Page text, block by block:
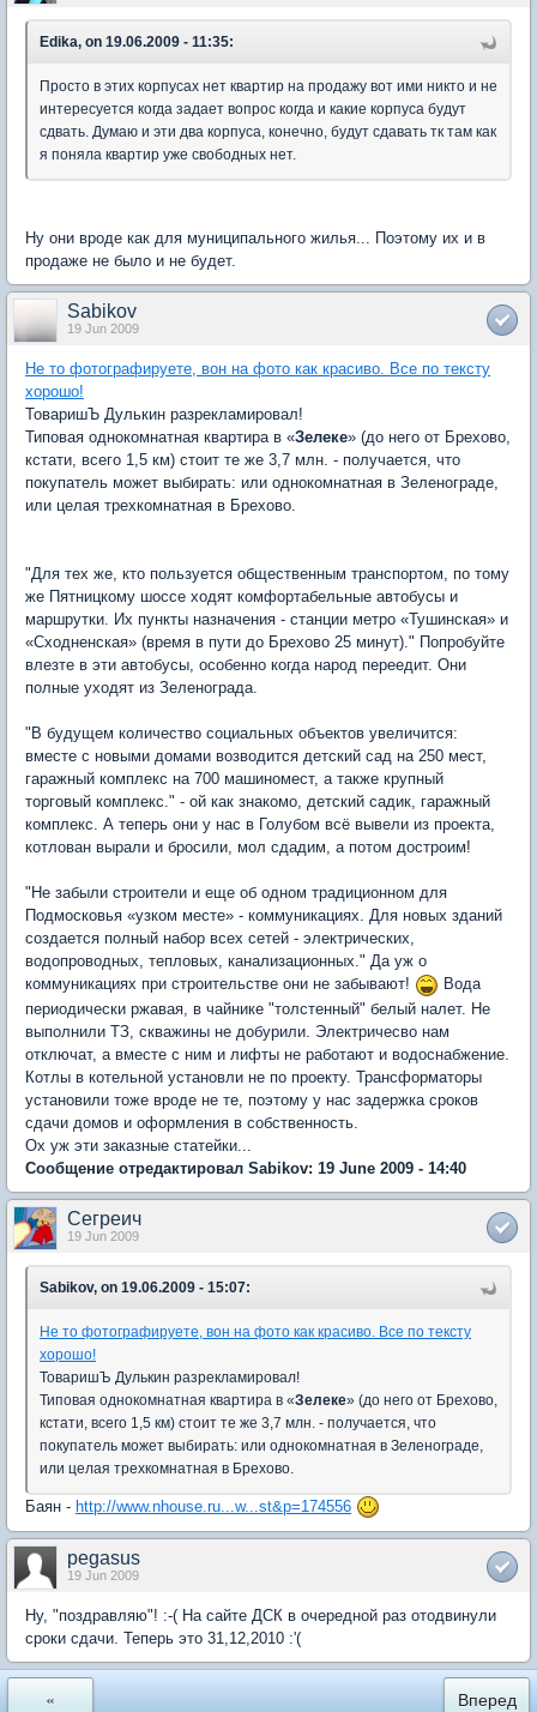
Edika, on 19.06.2009 - 11:35:
Просто в этих корпусах нет квартир на продажу вот ими никто и не
интересуется когда задает вопрос когда и какие корпуса будут
сдвать. Думаю и эти два корпуса, конечно, будут сдавать тк там как
я поняла квартир уже свободных нет.
Ну они вроде как для муниципального жилья... Поэтому их и в
продаже не было и не будет.
Sabikov
19 Jun 2009
Не то фотографируете, вон на фото как красиво. Все по тексту
хорошо!
ТоваришЪ Дулькин разрекламировал!
Типовая однокомнатная квартира в «Зелеке» (до него от Брехово,
кстати, всего 1,5 км) стоит те же 3,7 млн. - получается, что
покупатель может выбирать: или однокомнатная в Зеленограде,
или целая трехкомнатная в Брехово.
"Для тех же, кто пользуется общественным транспортом, по тому
же Пятницкому шоссе ходят комфортабельные автобусы и
маршрутки. Их пункты назначения - станции метро «Тушинская» и
«Сходненская» (время в пути до Брехово 25 минут)." Попробуйте
влезте в эти автобусы, особенно когда народ переедит. Они
полные уходят из Зеленограда.
"В будущем количество социальных объектов увеличится:
вместе с новыми домами возводится детский сад на 250 мест,
гаражный комплекс на 700 машиномест, а также крупный
торговый комплекс." - ой как знакомо, детский садик, гаражный
комплекс. А теперь они у нас в Голубом всё вывели из проекта,
котлован вырали и бросили, мол сдадим, а потом достроим!
"Не забыли строители и еще об одном традиционном для
Подмосковья «узком месте» - коммуникациях. Для новых зданий
создается полный набор всех сетей - электрических,
водопроводных, тепловых, канализационных." Да уж о
коммуникациях при строительстве они не забывают!
Вода
периодически ржавая, в чайнике "толстенный" белый налет. Не
выполнили ТЗ, скважины не добурили. Электричесво нам
отключат, а вместе с ним и лифты не работают и водоснабжение.
Котлы в котельной установли не по проекту. Трансформаторы
установили тоже вроде не те, поэтому у нас задержка сроков
сдачи домов и оформления в собственность.
Ох уж эти заказные статейки...
Сообщение отредактировал Sabikov: 19 June 2009 - 14:40
Сегреич
19 Jun 2009
Sabikov, on 19.06.2009 - 15:07:
Не то фотографируете, вон на фото как красиво. Все по тексту
хорошо!
ТоваришЪ Дулькин разрекламировал!
Типовая однокомнатная квартира в «Зелеке» (до него от Брехово,
кстати, всего 1,5 км) стоит те же 3,7 млн. - получается, что
покупатель может выбирать: или однокомнатная в Зеленограде,
или целая трехкомнатная в Брехово.
Баян - http://www.nhouse.ru...w...st&p=174556
pegasus
19 Jun 2009
Ну, "поздравляю"! :-( На сайте ДСК в очередной раз отодвинули
сроки сдачи. Теперь это 31,12,2010 :'(
«
Вперед